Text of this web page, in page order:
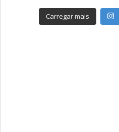
Carregar mais